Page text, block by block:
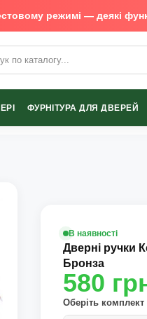
режимі — деякі
ФУРНІТУРА ДЛЯ ДВЕРЕЙ
В наявності
Дверні ручки
Бронза
580
Оберіть